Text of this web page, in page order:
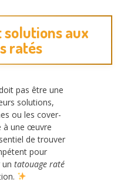
solutions aux
ratés
pas être une
solutions,
ou les cover-
à une œuvre
de trouver
pour
tatouage raté